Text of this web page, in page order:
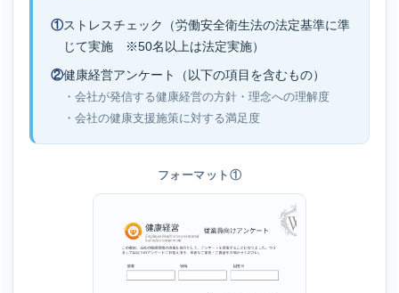
①ストレスチェック（労働安全衛生法の法定基準に準
じて実施 ※50名以上は法定実施）
②健康経営アンケート（以下の項目を含むもの）
・会社が発信する健康経営の方針・理念への理解度
・会社の健康支援施策に対する満足度
フォーマット①